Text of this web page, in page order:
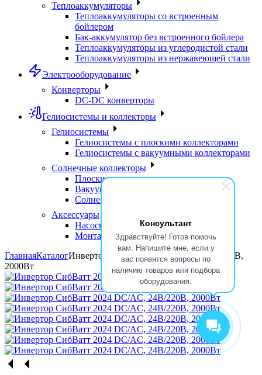
Консультант
Здравствуйте! Готов помочь
вам. Напишите мне, если у
вас появятся вопросы по
наличию товаров или подбора
оборудования.
Теплоаккумуляторы
Теплоаккумуляторы со встроенным
бойлером
Бак-аккумулятор без встроенного бойлера
Теплоаккумуляторы из углеродистой стали
Теплоаккумуляторы из нержавеющей стали
Электрооборудование
Конверторы
DC-DC конверторы
Гелиосистемы и коллекторы
Гелиосистемы
Гелиосистемы с плоскими коллекторами
Гелиосистемы с вакуумными коллекторами
Солнечные коллекторы
Плоские солнечные коллекторы
Вакуумные солнечные коллекторы
Солнечные водонагреватели
Аксессуары
Насосные группы
Монтажные элементы
ГлавнаяКаталогИнвертор СибВатт 2024 DC/AC, 24В/220В,
2000Вт